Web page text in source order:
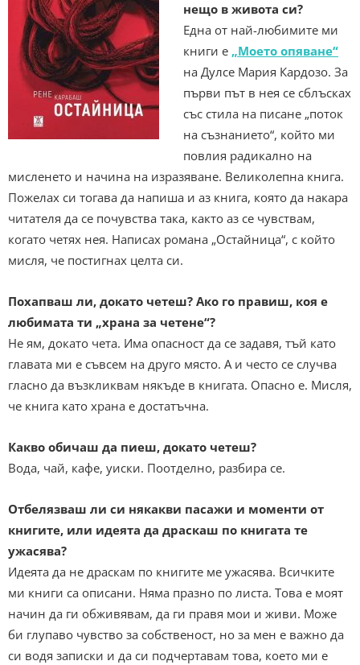
нещо в живота си?
Една от най-любимите ми
книги е „Моето опяване“
на Дулсе Мария Кардозо. За
първи път в нея се сблъсках
със стила на писане „поток
на съзнанието“, който ми
повлия радикално на
мисленето и начина на изразяване. Великолепна книга.
Пожелах си тогава да напиша и аз книга, която да накара
читателя да се почувства така, както аз се чувствам,
когато четях нея. Написах романа „Остайница“, с който
мисля, че постигнах целта си.
Похапваш ли, докато четеш? Ако го правиш, коя е
любимата ти „храна за четене“?
Не ям, докато чета. Има опасност да се задавя, тъй като
главата ми е съвсем на друго място. А и често се случва
гласно да възкликвам някъде в книгата. Опасно е. Мисля,
че книга като храна е достатъчна.
Какво обичаш да пиеш, докато четеш?
Вода, чай, кафе, уиски. Поотделно, разбира се.
Отбелязваш ли си някакви пасажи и моменти от
книгите, или идеята да драскаш по книгата те
ужасява?
Идеята да не драскам по книгите ме ужасява. Всичките
ми книги са описани. Няма празно по листа. Това е моят
начин да ги обживявам, да ги правя мои и живи. Може
би глупаво чувство за собственост, но за мен е важно да
си водя записки и да си подчертавам това, което ми е